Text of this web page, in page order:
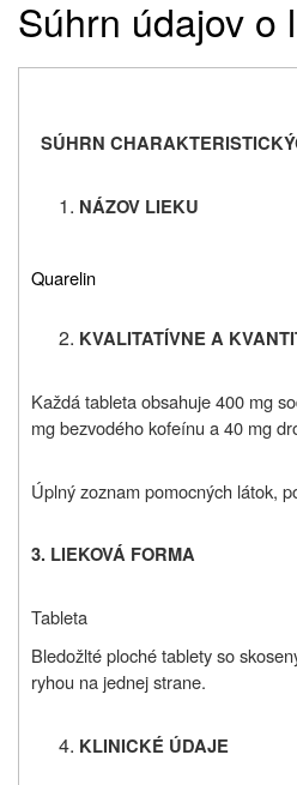
Súhrn údajov o
SÚHRN
NÁZOV LIEKU
Quarelin
KVALITATÍVNE A
Každá tableta obsahuje 400 mg
mg bezvodého kofeínu a 40 mg
Úplný zoznam pomocných látok,
3. LIEKOVÁ FORMA
Tableta
Bledožlté ploché tablety so
ryhou na jednej strane.
KLINICKÉ ÚDAJE